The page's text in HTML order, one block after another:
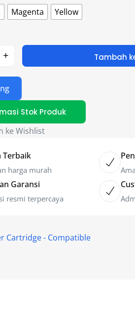
Magenta Yellow
+ Tambah
Stok Produk
ke Wishlist
Terbaik
harga murah
Garansi
resmi terpercaya
Cartridge - Compatible